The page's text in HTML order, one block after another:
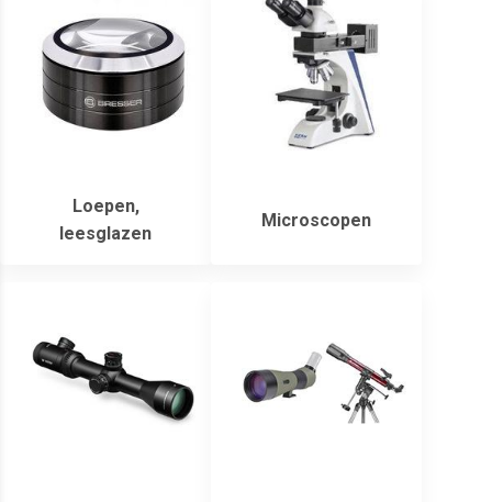
Loepen,
leesglazen
Microscopen